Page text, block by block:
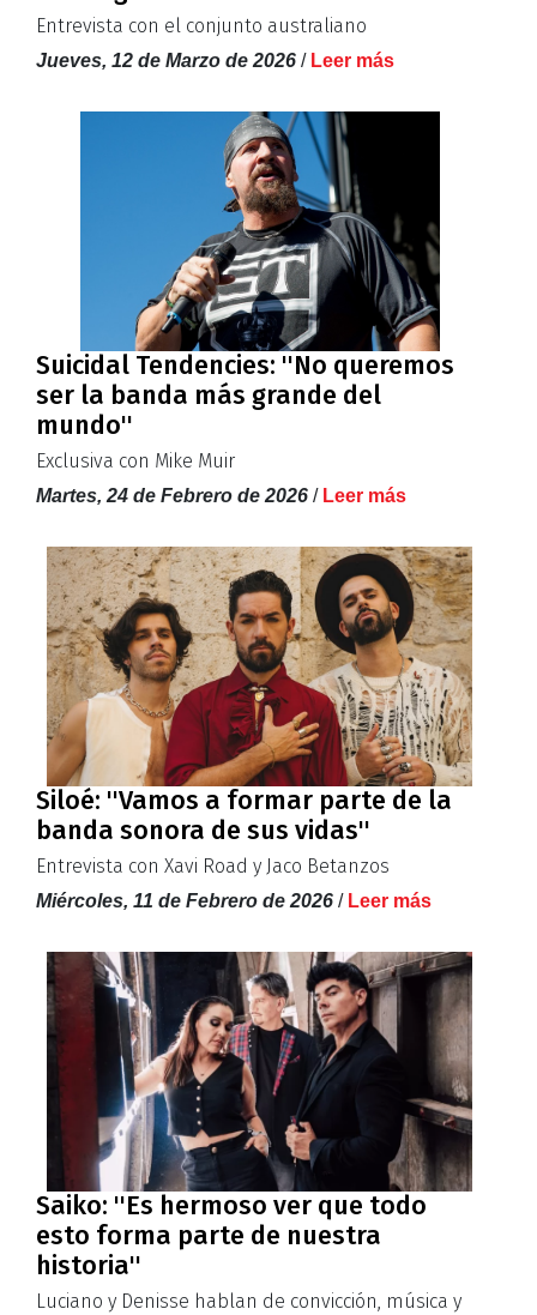
Entrevista con el conjunto australiano
Jueves, 12 de Marzo de 2026 / Leer más
Suicidal Tendencies: ''No queremos
ser la banda más grande del
mundo''
Exclusiva con Mike Muir
Martes, 24 de Febrero de 2026 / Leer más
Siloé: ''Vamos a formar parte de la
banda sonora de sus vidas''
Entrevista con Xavi Road y Jaco Betanzos
Miércoles, 11 de Febrero de 2026 / Leer más
Saiko: ''Es hermoso ver que todo
esto forma parte de nuestra
historia''
Luciano y Denisse hablan de convicción, música y